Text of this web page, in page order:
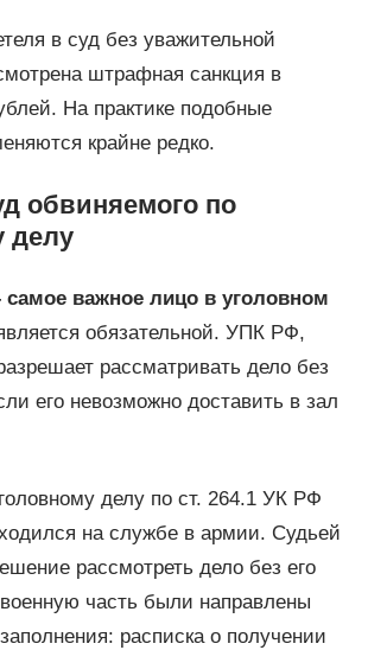
в суд без уважительной
штрафная санкция в
На практике подобные
крайне редко.
обвиняемого по
делу
важное лицо в уголовном
обязательной. УПК РФ,
рассматривать дело без
его невозможно доставить в зал
делу по ст. 264.1 УК РФ
на службе в армии. Судьей
рассмотреть дело без его
часть были направлены
расписка о получении